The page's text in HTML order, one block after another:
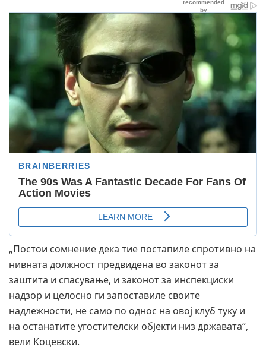
„Постои сомнение дека тие постапиле спротивно на
нивната должност предвидена во законот за
заштита и спасување, и законот за инспекциски
надзор и целосно ги запоставиле своите
надлежности, не само по однос на овој клуб туку и
на останатите угостителски објекти низ државата“,
вели Коцевски.